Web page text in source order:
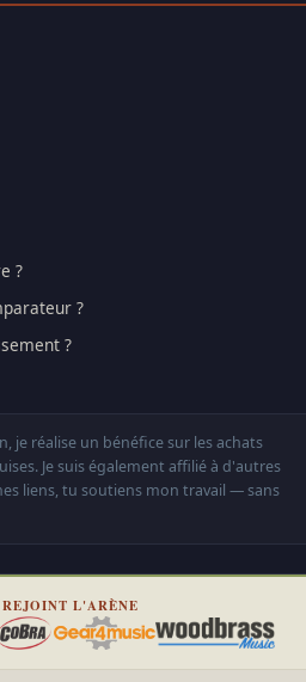
?
?
?
je réalise un bénéfice sur les achats
Je suis également affilié à d'autres
liens, tu soutiens mon travail — sans
L'ARÈNE